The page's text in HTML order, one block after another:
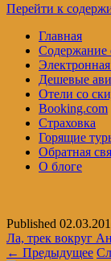
Перейти к
Главная
Содержание
Дешевые
Отели со
Booking.com
Страховка
Горящие
Обратная
О блоге
Published
Ла, трек вокруг
← Предыдущее